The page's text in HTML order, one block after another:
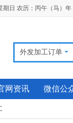
期日 农历：丙午（马）
外发加工订单
网资讯 微信公